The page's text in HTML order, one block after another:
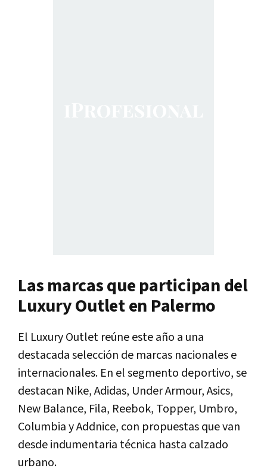
Las marcas que participan del
Luxury Outlet en Palermo
El Luxury Outlet reúne este año a una
destacada selección de marcas nacionales e
internacionales. En el segmento deportivo, se
destacan Nike, Adidas, Under Armour, Asics,
New Balance, Fila, Reebok, Topper, Umbro,
Columbia y Addnice, con propuestas que van
desde indumentaria técnica hasta calzado
urbano.